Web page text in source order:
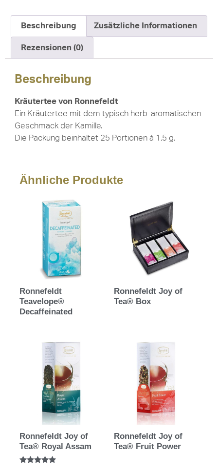
Beschreibung Zusätzliche Informationen
Rezensionen (0)
Beschreibung
Kräutertee von Ronnefeldt
Ein Kräutertee mit dem typisch herb-aromatischen
Geschmack der Kamille.
Die Packung beinhaltet 25 Portionen à 1,5 g.
Ähnliche Produkte
Ronnefeldt
Teavelope®
Decaffeinated
Ronnefeldt Joy of
Tea® Box
Ronnefeldt Joy of
Tea® Royal Assam
Ronnefeldt Joy of
Tea® Fruit Power